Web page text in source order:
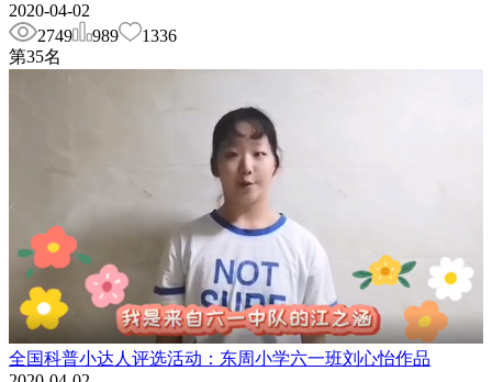
2020-04-02
2749
989
1336
第35名
全国科普小达人评选活动：东周小学六一班刘心怡作品